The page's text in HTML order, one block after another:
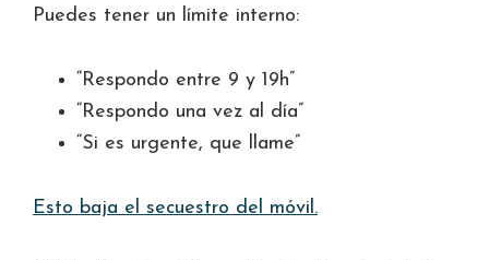
Puedes tener un límite interno:
“Respondo entre 9 y 19h”
“Respondo una vez al día”
“Si es urgente, que llame”
Esto baja el secuestro del móvil.